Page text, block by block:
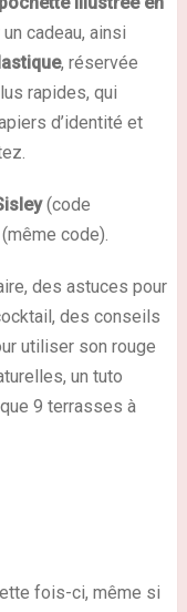
cadeau, ainsi
, réservée
rapides, qui
d’identité et
(code
code).
des astuces pour
des conseils
utiliser son rouge
, un tuto
9 terrasses à
fois-ci, même si